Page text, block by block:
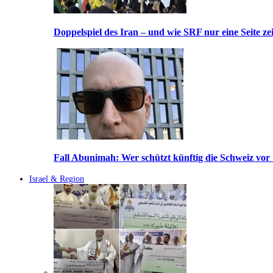
Doppelspiel des Iran – und wie SRF nur eine Seite
Fall Abunimah: Wer schützt künftig die Schweiz vor
Israel & Region